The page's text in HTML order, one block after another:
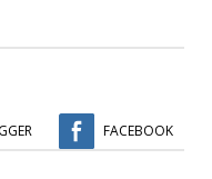
FACEBOOK